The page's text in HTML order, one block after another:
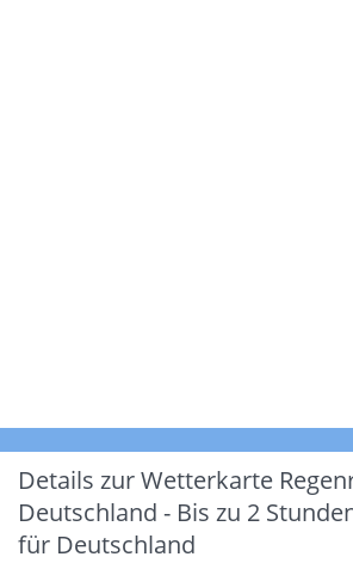
Details zur Wetterkarte
Deutschland - Bis zu 2
für Deutschland